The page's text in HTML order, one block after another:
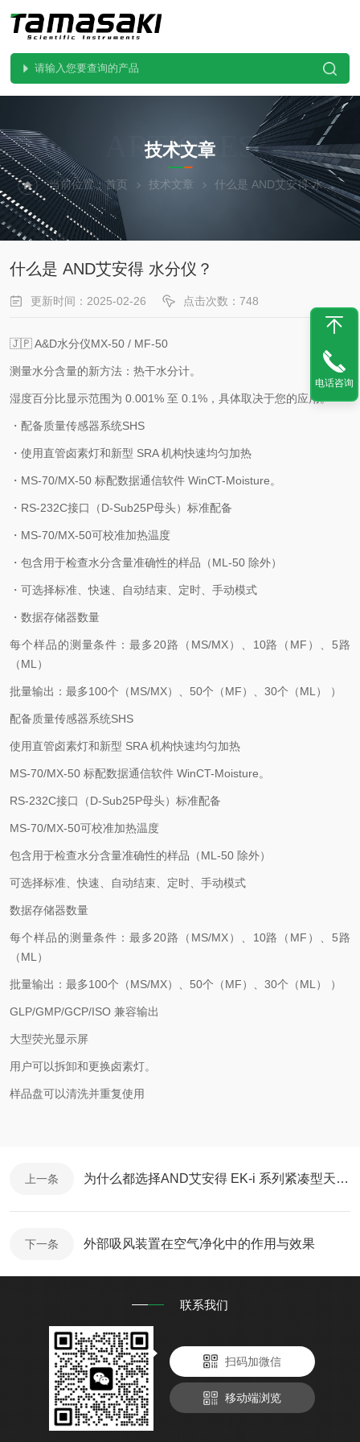
ARTICLES
技术文章
当前位置：首页 技术文章 什么是 AND艾安得 水分仪？
什么是 AND艾安得 水分仪？
更新时间：2025-02-26 点击次数：748
🇯🇵 A&D水分仪MX-50 / MF-50
测量水分含量的新方法：热干水分计。
湿度百分比显示范围为 0.001% 至 0.1%，具体取决于您的应用。
・配备质量传感器系统SHS
・使用直管卤素灯和新型 SRA 机构快速均匀加热
・MS-70/MX-50 标配数据通信软件 WinCT-Moisture。
・RS-232C接口（D-Sub25P母头）标准配备
・MS-70/MX-50可校准加热温度
・包含用于检查水分含量准确性的样品（ML-50 除外）
・可选择标准、快速、自动结束、定时、手动模式
・数据存储器数量
每个样品的测量条件：最多20路（MS/MX）、10路（MF）、5路
（ML）
批量输出：最多100个（MS/MX）、50个（MF）、30个（ML） ）
配备质量传感器系统SHS
使用直管卤素灯和新型 SRA 机构快速均匀加热
MS-70/MX-50 标配数据通信软件 WinCT-Moisture。
RS-232C接口（D-Sub25P母头）标准配备
MS-70/MX-50可校准加热温度
包含用于检查水分含量准确性的样品（ML-50 除外）
可选择标准、快速、自动结束、定时、手动模式
数据存储器数量
每个样品的测量条件：最多20路（MS/MX）、10路（MF）、5路
（ML）
批量输出：最多100个（MS/MX）、50个（MF）、30个（ML） ）
GLP/GMP/GCP/ISO 兼容输出
大型荧光显示屏
用户可以拆卸和更换卤素灯。
样品盘可以清洗并重复使用
上一条 为什么都选择AND艾安得 EK-i 系列紧凑型天平？
下一条 外部吸风装置在空气净化中的作用与效果
联系我们
扫码加微信
移动端浏览
电话咨询